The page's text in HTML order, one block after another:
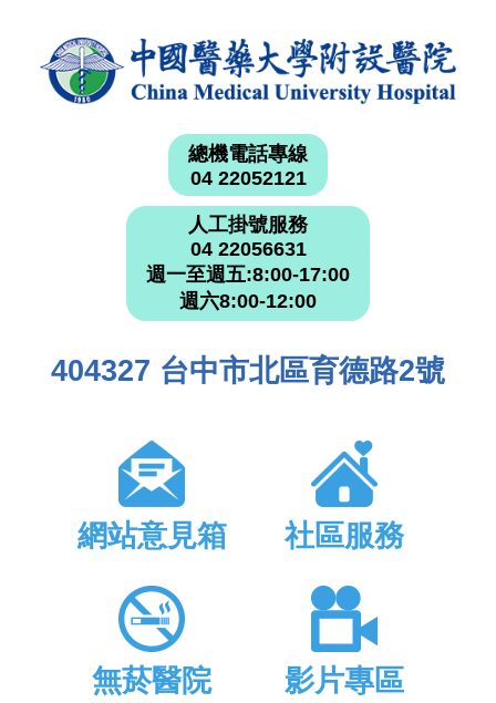
總機電話專線
04 22052121
人工掛號服務
04 22056631
週一至週五:8:00-17:00
週六8:00-12:00
404327 台中市北區育德路2號
網站意見箱 社區服務
無菸醫院 影片專區